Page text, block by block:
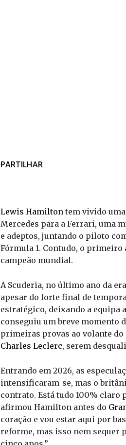
PARTILHAR
Lewis Hamilton tem vivido
Mercedes para a Ferrari, uma
e adeptos, juntando o piloto
Fórmula 1. Contudo, o primeiro
campeão mundial.
A Scuderia, no último ano da
apesar do forte final de
estratégico, deixando a equipa
conseguiu um breve momento
primeiras provas ao volante do
Charles Leclerc, serem
Entrando em 2026, as
intensificaram-se, mas o
contrato. Está tudo 100% claro
afirmou Hamilton antes do
coração e vou estar aqui por
reforme, mas isso nem sequer